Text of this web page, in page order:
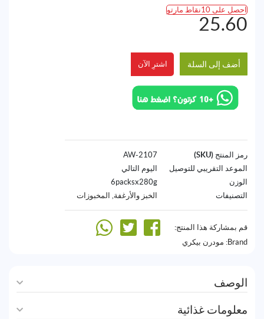
احصل على 10نقاط مارتو
25.60
أضف إلى السلة اشترِ الآن
رمز المنتج (SKU)
2107-AW
الموعد التقريبي للتوصيل
اليوم التالي
الوزن
6packsx280g
التصنيفات
الخبز والأرغفة, المخبوزات
قم بمشاركة هذا المنتج:
Brand: مودرن بيكري
الوصف
معلومات غذائية